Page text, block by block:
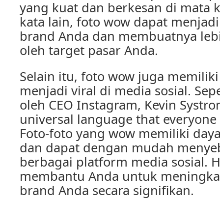
yang kuat dan berkesan di mata
kata lain, foto wow dapat
brand Anda dan membuatnya
oleh target pasar Anda.
Selain itu, foto wow juga
menjadi viral di media sosial.
oleh CEO Instagram, Kevin
universal language that
Foto-foto yang wow memiliki
dan dapat dengan mudah
berbagai platform media sosial.
membantu Anda untuk
brand Anda secara signifikan.